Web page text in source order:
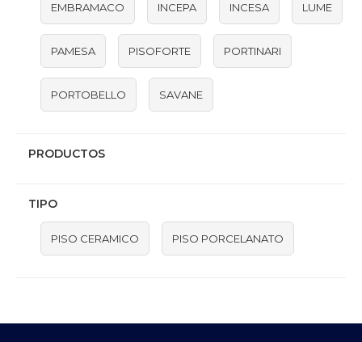
EMBRAMACO INCEPA INCESA LUME
PAMESA PISOFORTE PORTINARI
PORTOBELLO SAVANE
PRODUCTOS
TIPO
PISO CERAMICO PISO PORCELANATO